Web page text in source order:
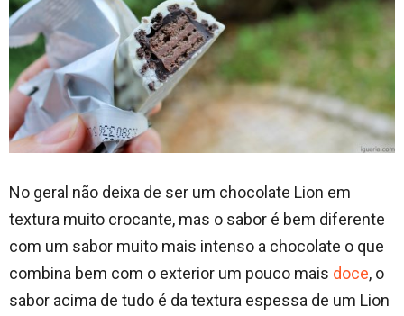
No geral não deixa de ser um chocolate Lion em
textura muito crocante, mas o sabor é bem diferente
com um sabor muito mais intenso a chocolate o que
combina bem com o exterior um pouco mais doce, o
sabor acima de tudo é da textura espessa de um Lion